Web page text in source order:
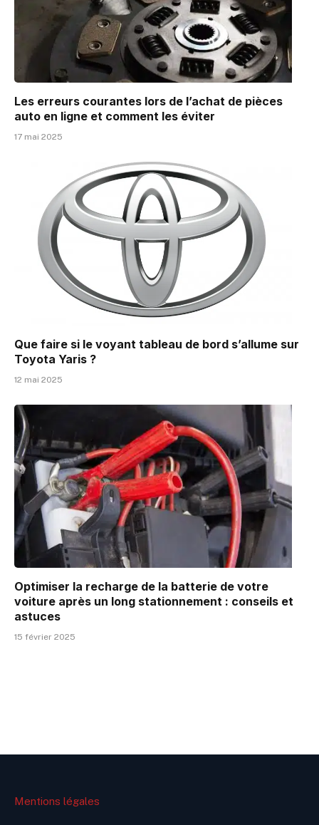
Les erreurs courantes lors de l’achat de pièces
auto en ligne et comment les éviter
17 mai 2025
Que faire si le voyant tableau de bord s’allume sur
Toyota Yaris ?
12 mai 2025
Optimiser la recharge de la batterie de votre
voiture après un long stationnement : conseils et
astuces
15 février 2025
Mentions légales